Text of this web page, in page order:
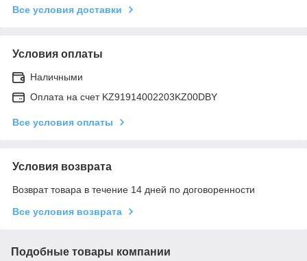
Все условия доставки
Условия оплаты
Наличными
Оплата на счет KZ91914002203KZ00DBY
Все условия оплаты
Условия возврата
Возврат товара в течение 14 дней по договоренности
Все условия возврата
Подобные товары компании